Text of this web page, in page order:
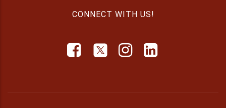
CONNECT WITH US!